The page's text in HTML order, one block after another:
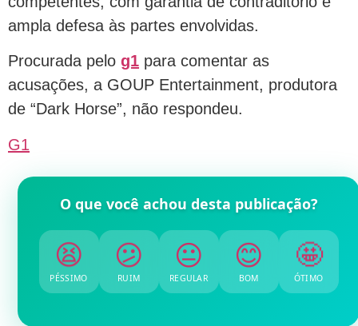
ampla defesa às partes envolvidas.
Procurada pelo g1 para comentar as
acusações, a GOUP Entertainment, produtora
de “Dark Horse”, não respondeu.
G1
O que você achou desta publicação?
😫
PÉSSIMO
😕
RUIM
😐
REGULAR
😊
BOM
🤩
ÓTIMO